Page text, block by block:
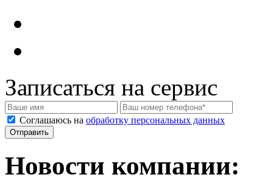
Записаться на сервис
Соглашаюсь на обработку персональных данных
Новости компании: